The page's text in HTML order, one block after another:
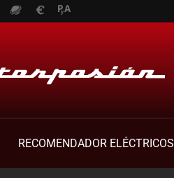
RECOMENDADOR ELÉCTRICOS